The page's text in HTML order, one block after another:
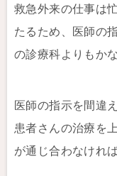
救急外来の仕事は
たるため、医師の
の診療科よりもか
医師の指示を間違
患者さんの治療を
が通じ合わなけれ